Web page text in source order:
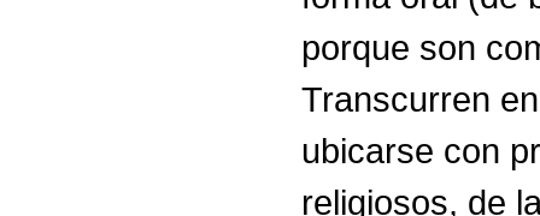
porque son
Transcurren
ubicarse con
religiosos, de